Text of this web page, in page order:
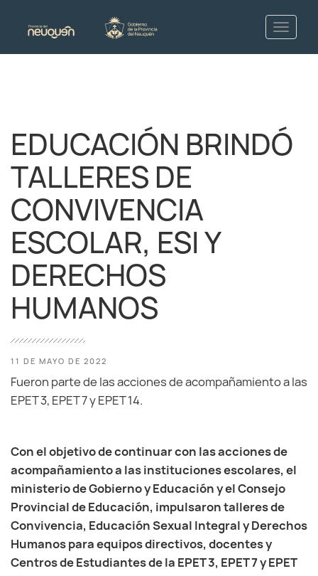
EDUCACIÓN BRINDÓ
TALLERES DE
CONVIVENCIA
ESCOLAR, ESI Y
DERECHOS
HUMANOS
11 DE MAYO DE 2022
Fueron parte de las acciones de acompañamiento a las
EPET 3, EPET 7 y EPET 14.
Con el objetivo de continuar con las acciones de
acompañamiento a las instituciones escolares, el
ministerio de Gobierno y Educación y el Consejo
Provincial de Educación, impulsaron talleres de
Convivencia, Educación Sexual Integral y Derechos
Humanos para equipos directivos, docentes y
Centros de Estudiantes de la EPET 3, EPET 7 y EPET